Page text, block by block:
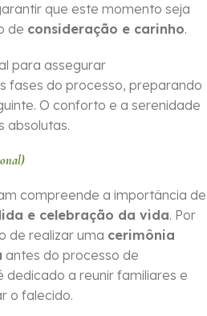
que este momento seja
de consideração e carinho.
para assegurar
fases do processo, preparando
O conforto e a serenidade
absolutas.
compreende a importância de
e celebração da vida. Por
de realizar uma cerimônia
antes do processo de
dedicado a reunir familiares e
o falecido.